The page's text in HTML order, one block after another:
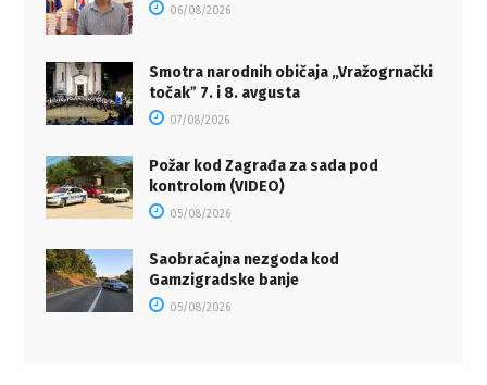
06/08/2026
Smotra narodnih običaja „Vražogrnački
točakˮ 7. i 8. avgusta
07/08/2026
Požar kod Zagrađa za sada pod
kontrolom (VIDEO)
05/08/2026
Saobraćajna nezgoda kod
Gamzigradske banje
05/08/2026